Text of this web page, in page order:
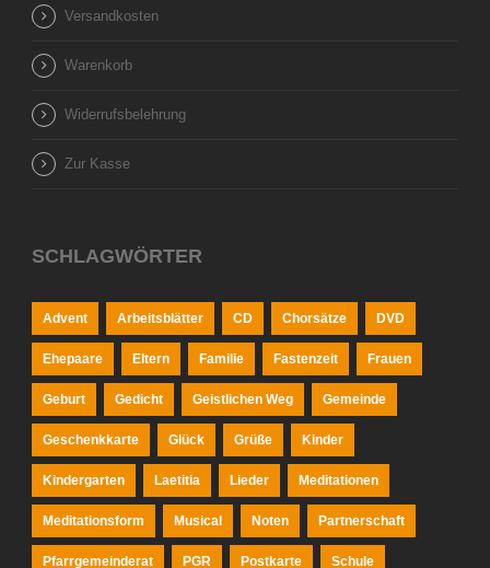
Versandkosten
Warenkorb
Widerrufsbelehrung
Zur Kasse
SCHLAGWÖRTER
Advent Arbeitsblätter CD Chorsätze DVD
Ehepaare Eltern Familie Fastenzeit Frauen
Geburt Gedicht Geistlichen Weg Gemeinde
Geschenkkarte Glück Grüße Kinder
Kindergarten Laetitia Lieder Meditationen
Meditationsform Musical Noten Partnerschaft
Pfarrgemeinderat PGR Postkarte Schule